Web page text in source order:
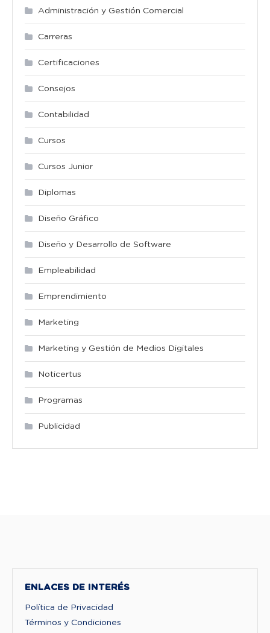
Administración y Gestión Comercial
Carreras
Certificaciones
Consejos
Contabilidad
Cursos
Cursos Junior
Diplomas
Diseño Gráfico
Diseño y Desarrollo de Software
Empleabilidad
Emprendimiento
Marketing
Marketing y Gestión de Medios Digitales
Noticertus
Programas
Publicidad
ENLACES DE INTERÉS
Política de Privacidad
Términos y Condiciones